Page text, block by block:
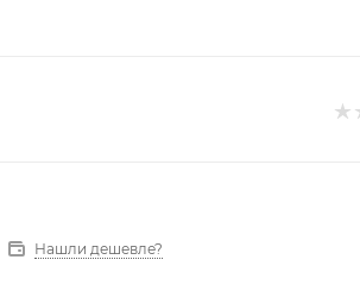
Нашли дешевле?